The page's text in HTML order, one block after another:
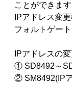
ことができま
IPアドレス変
フォルトゲー
IPアドレスの
① SD8492～
② SM8492(IP